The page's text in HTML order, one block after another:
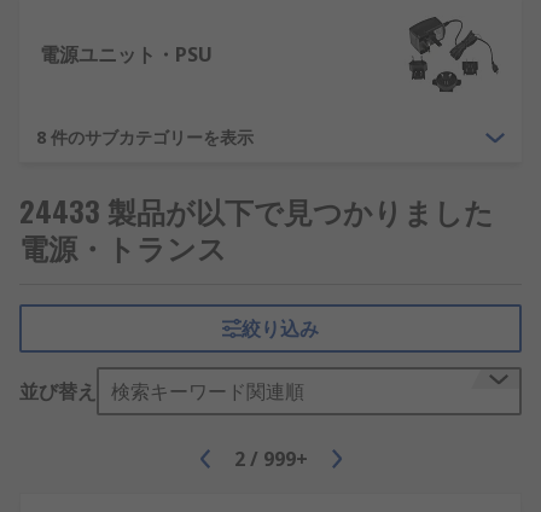
PC電源
無停電電源装置
え、ACアダプタ、フィルタ、モジュールなどを提供
しています。
入手できるトランスの種類
RSが自信をもって提供するのは信頼性の高い優れた
トランスで、さまざまな種類のトランスを取り揃え
ています。たとえば、次のようなさまざまな種類を
電源ユニット・PSU
8 件のサブカテゴリーを表示
24433 製品が以下で見つかりました
電源・トランス
絞り込み
並び替え 検索キーワード関連順
2 / 999+